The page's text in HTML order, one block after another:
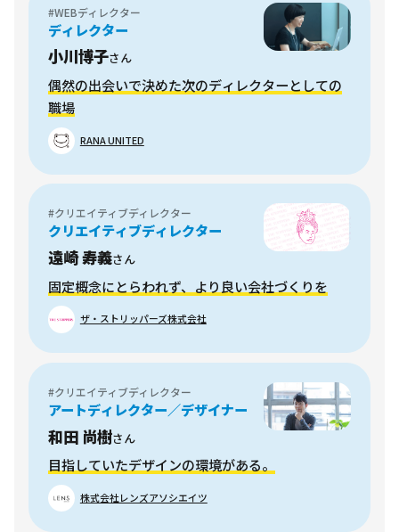
#WEBディレクター
ディレクター
小川博子さん
偶然の出会いで決めた次のディレクターとしての
職場
RANA UNITED
#クリエイティブディレクター
クリエイティブディレクター
遠崎 寿義さん
固定概念にとらわれず、より良い会社づくりを
ザ・ストリッパーズ株式会社
#クリエイティブディレクター
アートディレクター／デザイナー
和田 尚樹さん
目指していたデザインの環境がある。
株式会社レンズアソシエイツ